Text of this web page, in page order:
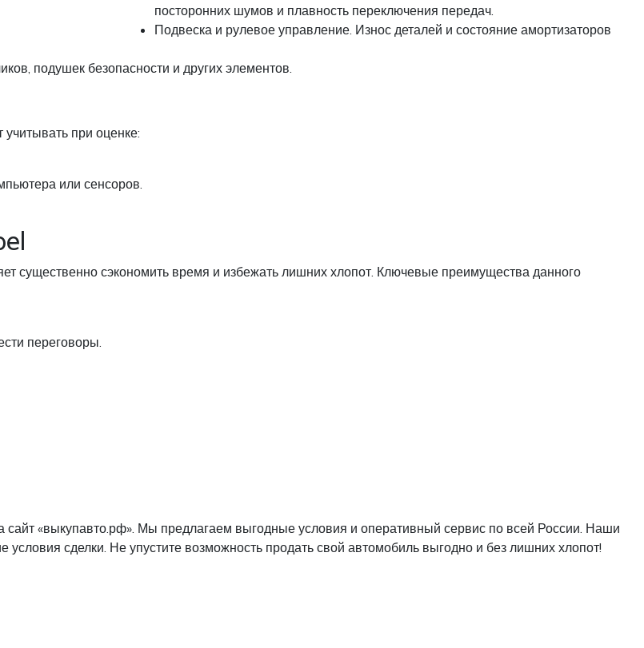
посторонних шумов и плавность переключения передач.
Подвеска и рулевое управление. Износ деталей и состояние амортизаторов
подушек безопасности и других элементов.
при оценке:
или сенсоров.
существенно сэкономить время и избежать лишних хлопот. Ключевые преимущества данного
переговоры.
«выкупавто.рф». Мы предлагаем выгодные условия и оперативный сервис по всей России. Наши
сделки. Не упустите возможность продать свой автомобиль выгодно и без лишних хлопот!